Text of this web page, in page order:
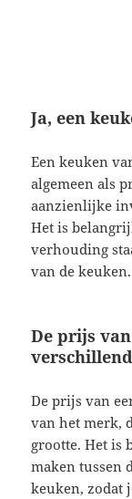
Ja, een
Een keuken
algemeen als
aanzienlijke
Het is
verhouding
van de keuken.
De prijs
De prijs van
van het merk,
grootte. Het is
maken tussen
keuken, zodat